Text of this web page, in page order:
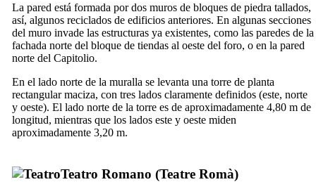
La pared está formada por dos muros de bloques de piedra tallados,
así, algunos reciclados de edificios anteriores. En algunas secciones
del muro invade las estructuras ya existentes, como las paredes de la
fachada norte del bloque de tiendas al oeste del foro, o en la pared
norte del Capitolio.
En el lado norte de la muralla se levanta una torre de planta
rectangular maciza, con tres lados claramente definidos (este, norte
y oeste). El lado norte de la torre es de aproximadamente 4,80 m de
longitud, mientras que los lados este y oeste miden
aproximadamente 3,20 m.
Teatro Romano (Teatre Romà)